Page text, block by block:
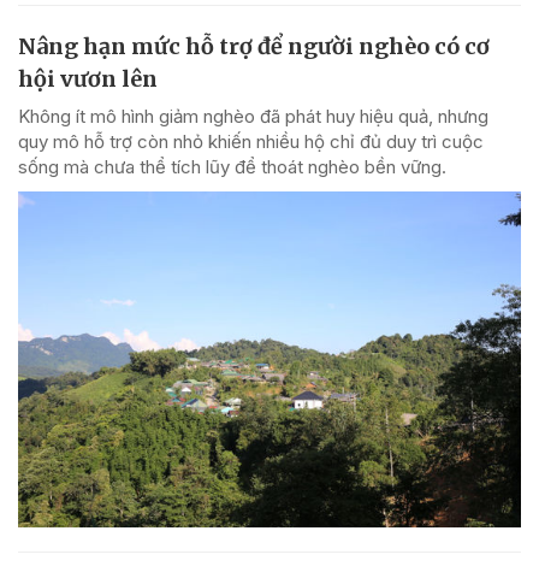
Nâng hạn mức hỗ trợ để người nghèo có cơ
hội vươn lên
Không ít mô hình giảm nghèo đã phát huy hiệu quả, nhưng
quy mô hỗ trợ còn nhỏ khiến nhiều hộ chỉ đủ duy trì cuộc
sống mà chưa thể tích lũy để thoát nghèo bền vững.